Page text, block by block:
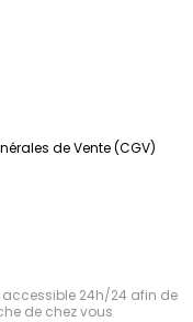
de Vente (CGV)
24h/24 afin de
de chez vous